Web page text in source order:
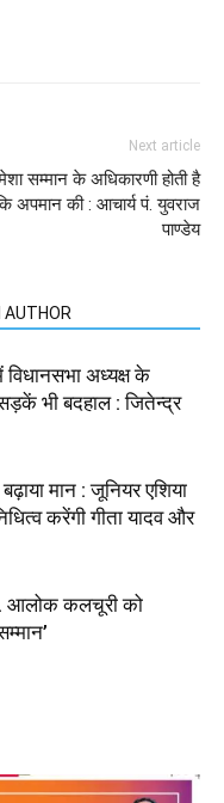
Next article
सम्मान के अधिकारणी होती है
अपमान की : आचार्य पं. युवराज
पाण्डेय
AUTHOR
अध्यक्ष के
भी बदहाल : जितेन्द्र
मान : जूनियर एशिया
करेंगी गीता यादव और
आलोक कलचूरी को